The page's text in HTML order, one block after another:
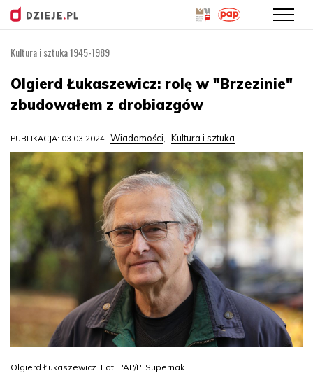
treści
Kultura i sztuka 1945-1989
Olgierd Łukaszewicz: rolę w "Brzezinie"
zbudowałem z drobiazgów
PUBLIKACJA: 03.03.2024 Wiadomości, Kultura i sztuka
Olgierd Łukaszewicz. Fot. PAP/P. Supernak